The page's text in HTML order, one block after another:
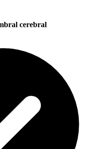
cerebral